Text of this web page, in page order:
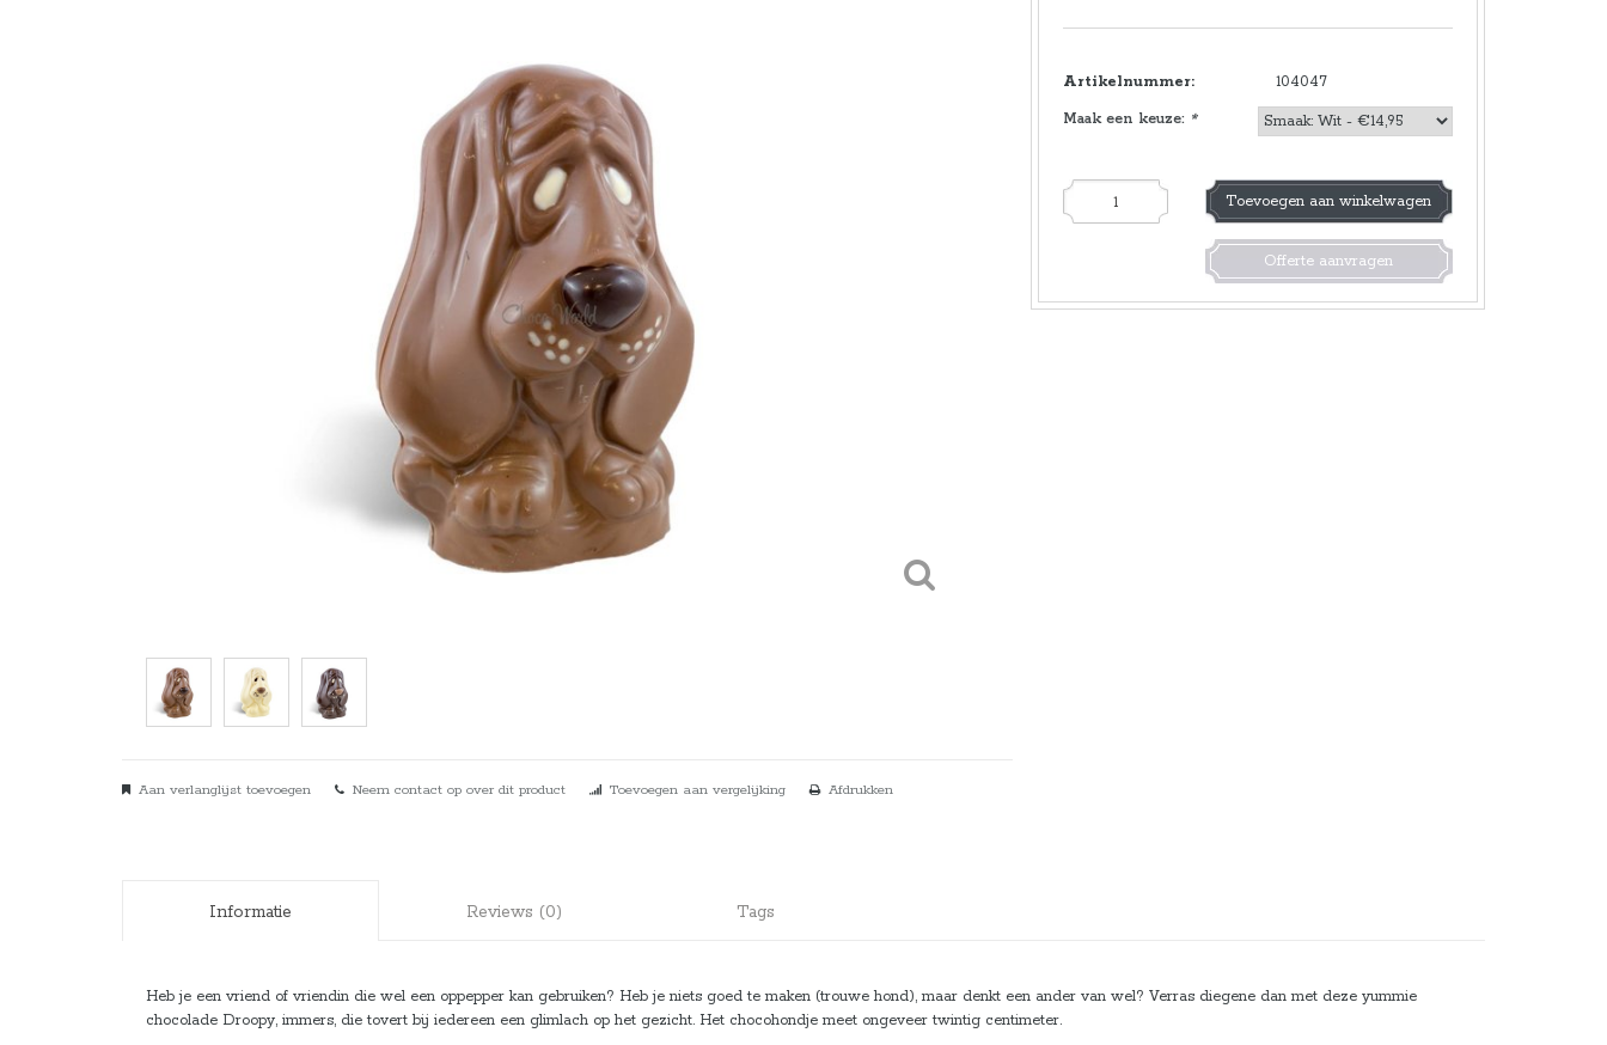
Aan verlanglijst toevoegen Neem contact op over dit product Toevoegen aan vergelijking Afdrukken
Artikelnummer: 104047
Maak een keuze: *
Toevoegen aan winkelwagen
Offerte aanvragen
Informatie Reviews (0) Tags
Heb je een vriend of vriendin die wel een oppepper kan gebruiken? Heb je niets goed te maken (trouwe hond), maar denkt een ander van wel? Verras diegene dan met deze yummie
chocolade Droopy, immers, die tovert bij iedereen een glimlach op het gezicht. Het chocohondje meet ongeveer twintig centimeter.